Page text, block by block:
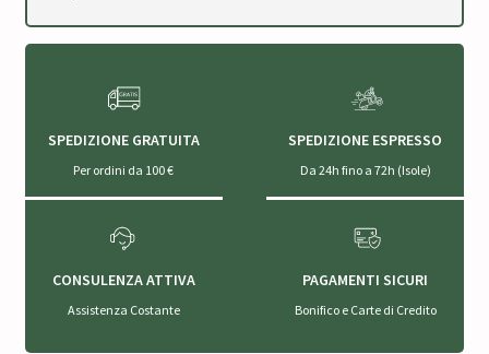
SPEDIZIONE GRATUITA
Per ordini da 100 €
SPEDIZIONE ESPRESSO
Da 24h fino a 72h (Isole)
CONSULENZA ATTIVA
Assistenza Costante
PAGAMENTI SICURI
Bonifico e Carte di Credito